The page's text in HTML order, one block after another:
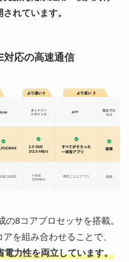
れています。
対応の高速通信
の8コアプロセッサを搭載。
を組み合わせることで、
電力性を両立しています。